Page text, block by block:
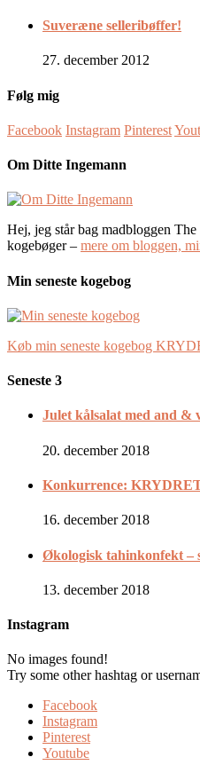
Suveræne selleribøffer!
27. december 2012
Følg mig
Facebook Instagram Pinterest
Om Ditte Ingemann
Hej, jeg står bag madbloggen
kogebøger – mere om bloggen,
Min seneste kogebog
Køb min seneste kogebog
Seneste 3
Julet kålsalat med and &
20. december 2018
Konkurrence:
16. december 2018
Økologisk tahinkonfekt –
13. december 2018
Instagram
No images found!
Try some other hashtag or
Facebook
Instagram
Pinterest
Youtube